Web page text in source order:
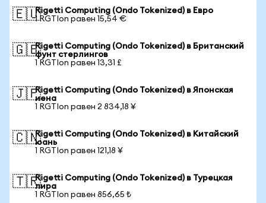
🇪🇺Rigetti Computing (Ondo Tokenized) в Евро
1 RGTIon равен 15,54 €
🇬🇧Rigetti Computing (Ondo Tokenized) в Британский
фунт стерлингов
1 RGTIon равен 13,31 £
🇯🇵Rigetti Computing (Ondo Tokenized) в Японская
иена
1 RGTIon равен 2 834,18 ¥
🇨🇳Rigetti Computing (Ondo Tokenized) в Китайский
юань
1 RGTIon равен 121,18 ¥
🇹🇷Rigetti Computing (Ondo Tokenized) в Турецкая
лира
1 RGTIon равен 856,65 ₺